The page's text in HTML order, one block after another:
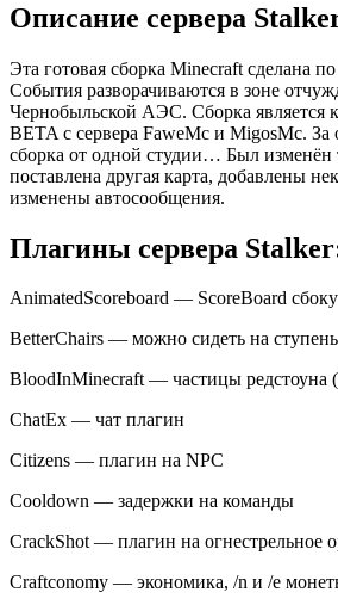
Описание сервера
Эта готовая сборка Minecraft сделана
События разворачиваются в зоне
Чернобыльской АЭС. Сборка является
BETA с сервера FaweMc и MigosMc. За
сборка от одной студии… Был изменён
поставлена другая карта, добавлены
изменены автосообщения.
Плагины сервера
AnimatedScoreboard — ScoreBoard
BetterChairs — можно сидеть на
BloodInMinecraft — частицы редстоуна
ChatEx — чат плагин
Citizens — плагин на NPC
Cooldown — задержки на команды
CrackShot — плагин на огнестрельное
Craftconomy — экономика, /n и /e